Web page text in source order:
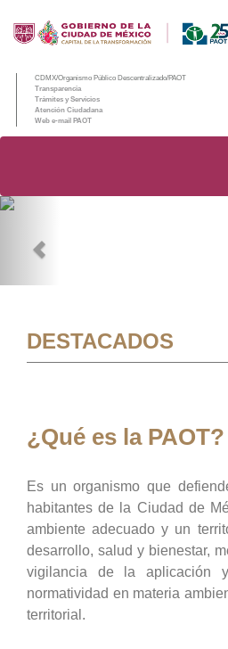
CDMX/Organismo Público Descentralizado/PAOT
Transparencia
Trámites y Servicios
Atención Ciudadana
Web e-mail PAOT
DESTACADOS
¿Qué es la PAOT?
Es un organismo que
habitantes de la Ciudad de
ambiente adecuado y un
desarrollo, salud y bienestar,
vigilancia de la aplicación
normatividad en materia
territorial.